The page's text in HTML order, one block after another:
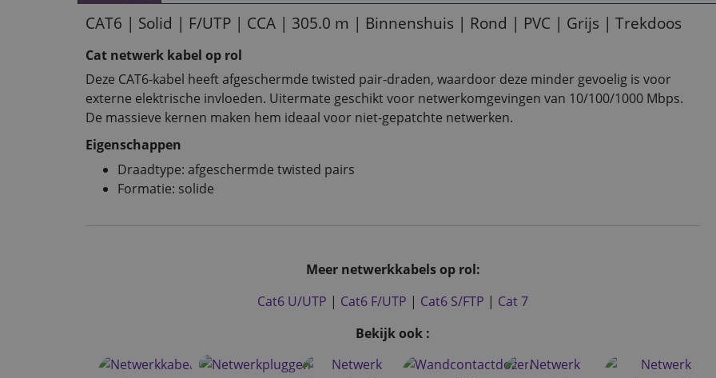
CAT6 | Solid | F/UTP | CCA | 305.0 m | Binnenshuis | Rond | PVC | Grijs | Trekdoos
Cat netwerk kabel op rol
Deze CAT6-kabel heeft afgeschermde twisted pair-draden, waardoor deze minder gevoelig is voor
externe elektrische invloeden. Uitermate geschikt voor netwerkomgevingen van 10/100/1000 Mbps.
De massieve kernen maken hem ideaal voor niet-gepatchte netwerken.
Eigenschappen
Draadtype: afgeschermde twisted pairs
Formatie: solide
Meer netwerkkabels op rol:
Cat6 U/UTP | Cat6 F/UTP | Cat6 S/FTP | Cat 7
Bekijk ook :